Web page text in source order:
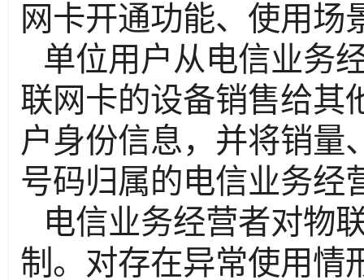
网卡开通功能、使用场
单位用户从电信业务
联网卡的设备销售给其
户身份信息，并将销量
号码归属的电信业务经
电信业务经营者对物
制。对存在异常使用情